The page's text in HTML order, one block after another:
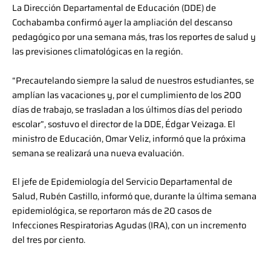
La Dirección Departamental de Educación (DDE) de
Cochabamba confirmó ayer la ampliación del descanso
pedagógico por una semana más, tras los reportes de salud y
las previsiones climatológicas en la región.
“Precautelando siempre la salud de nuestros estudiantes, se
amplían las vacaciones y, por el cumplimiento de los 200
días de trabajo, se trasladan a los últimos días del periodo
escolar”, sostuvo el director de la DDE, Édgar Veizaga. El
ministro de Educación, Omar Veliz, informó que la próxima
semana se realizará una nueva evaluación.
El jefe de Epidemiología del Servicio Departamental de
Salud, Rubén Castillo, informó que, durante la última semana
epidemiológica, se reportaron más de 20 casos de
Infecciones Respiratorias Agudas (IRA), con un incremento
del tres por ciento.